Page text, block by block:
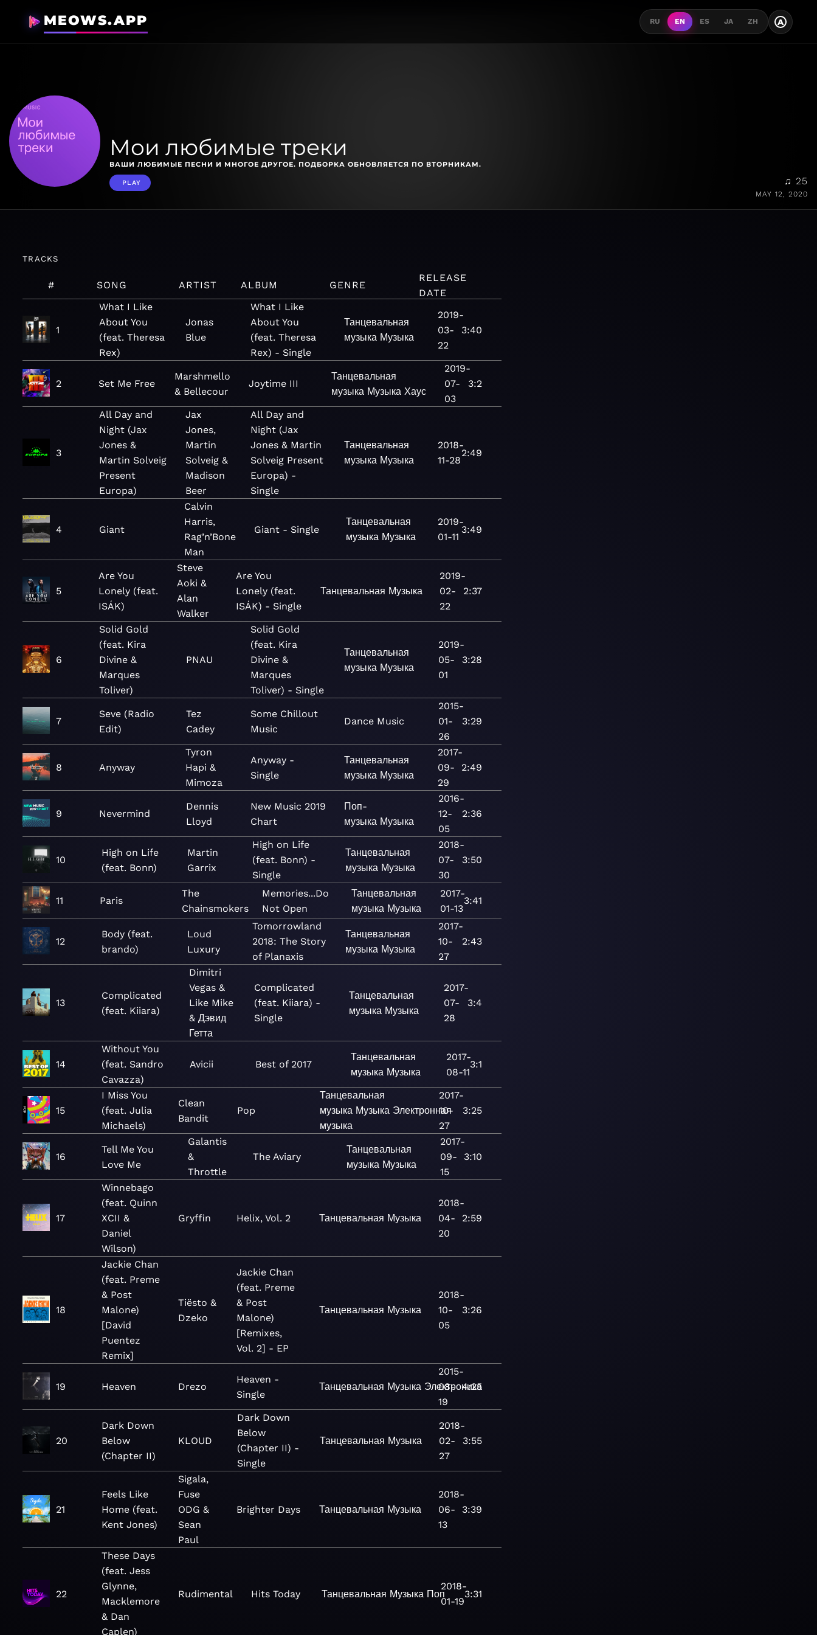
MEOWS.APP RU EN ES JA ZH A
Мои любимые треки
ВАШИ ЛЮБИМЫЕ ПЕСНИ И МНОГОЕ ДРУГОЕ. ПОДБОРКА ОБНОВЛЯЕТСЯ ПО ВТОРНИКАМ.
PLAY ♫ 25
MAY 12, 2020
TRACKS
# SONG ARTIST ALBUM GENRE
RELEASE
DATE
1
What I Like
About You
(feat. Theresa
Rex)
Jonas
Blue
What I Like
About You
(feat. Theresa
Rex) - Single
Танцевальная
музыка Музыка
2019-
03-
22
3:40
2 Set Me Free
Marshmello
& Bellecour
Joytime III
Танцевальная
музыка Музыка Хаус
2019-
07-
03
3:2
3
All Day and
Night (Jax
Jones &
Martin Solveig
Present
Europa)
Jax
Jones,
Martin
Solveig &
Madison
Beer
All Day and
Night (Jax
Jones & Martin
Solveig Present
Europa) -
Single
Танцевальная
музыка Музыка
2018-
11-28
2:49
4 Giant
Calvin
Harris,
Rag’n’Bone
Man
Giant - Single
Танцевальная
музыка Музыка
2019-
01-11
3:49
5
Are You
Lonely (feat.
ISÁK)
Steve
Aoki &
Alan
Walker
Are You
Lonely (feat.
ISÁK) - Single
Танцевальная Музыка
2019-
02-
22
2:37
6
Solid Gold
(feat. Kira
Divine &
Marques
Toliver)
PNAU
Solid Gold
(feat. Kira
Divine &
Marques
Toliver) - Single
Танцевальная
музыка Музыка
2019-
05-
01
3:28
7
Seve (Radio
Edit)
Tez
Cadey
Some Chillout
Music
Dance Music
2015-
01-
26
3:29
8 Anyway
Tyron
Hapi &
Mimoza
Anyway -
Single
Танцевальная
музыка Музыка
2017-
09-
29
2:49
9 Nevermind
Dennis
Lloyd
New Music 2019
Chart
Поп-
музыка Музыка
2016-
12-
05
2:36
10
High on Life
(feat. Bonn)
Martin
Garrix
High on Life
(feat. Bonn) -
Single
Танцевальная
музыка Музыка
2018-
07-
30
3:50
11 Paris
The
Chainsmokers
Memories...Do
Not Open
Танцевальная
музыка Музыка
2017-
01-13
3:41
12
Body (feat.
brando)
Loud
Luxury
Tomorrowland
2018: The Story
of Planaxis
Танцевальная
музыка Музыка
2017-
10-
27
2:43
13
Complicated
(feat. Kiiara)
Dimitri
Vegas &
Like Mike
& Дэвид
Гетта
Complicated
(feat. Kiiara) -
Single
Танцевальная
музыка Музыка
2017-
07-
28
3:4
14
Without You
(feat. Sandro
Cavazza)
Avicii Best of 2017
Танцевальная
музыка Музыка
2017-
08-11
3:1
15
I Miss You
(feat. Julia
Michaels)
Clean
Bandit
Pop
Танцевальная
музыка Музыка Электронная
музыка
2017-
10-
27
3:25
16
Tell Me You
Love Me
Galantis
&
Throttle
The Aviary
Танцевальная
музыка Музыка
2017-
09-
15
3:10
17
Winnebago
(feat. Quinn
XCII &
Daniel
Wilson)
Gryffin Helix, Vol. 2 Танцевальная Музыка
2018-
04-
20
2:59
18
Jackie Chan
(feat. Preme
& Post
Malone)
[David
Puentez
Remix]
Tiësto &
Dzeko
Jackie Chan
(feat. Preme
& Post
Malone)
[Remixes,
Vol. 2] - EP
Танцевальная Музыка
2018-
10-
05
3:26
19 Heaven Drezo
Heaven -
Single
Танцевальная Музыка Электроника
2015-
08-
19
4:25
20
Dark Down
Below
(Chapter II)
KLOUD
Dark Down
Below
(Chapter II) -
Single
Танцевальная Музыка
2018-
02-
27
3:55
21
Feels Like
Home (feat.
Kent Jones)
Sigala,
Fuse
ODG &
Sean
Paul
Brighter Days Танцевальная Музыка
2018-
06-
13
3:39
22
These Days
(feat. Jess
Glynne,
Macklemore
& Dan
Caplen)
Rudimental Hits Today Танцевальная Музыка Поп
2018-
01-19
3:31